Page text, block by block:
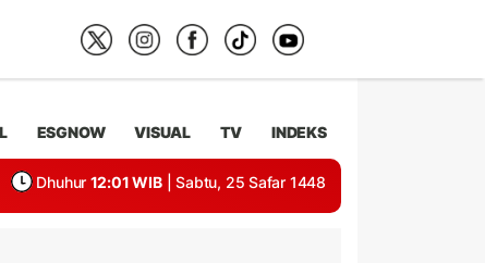
ESGNOW VISUAL TV INDEKS
Dhuhur 12:01 WIB | Sabtu, 25 Safar 1448